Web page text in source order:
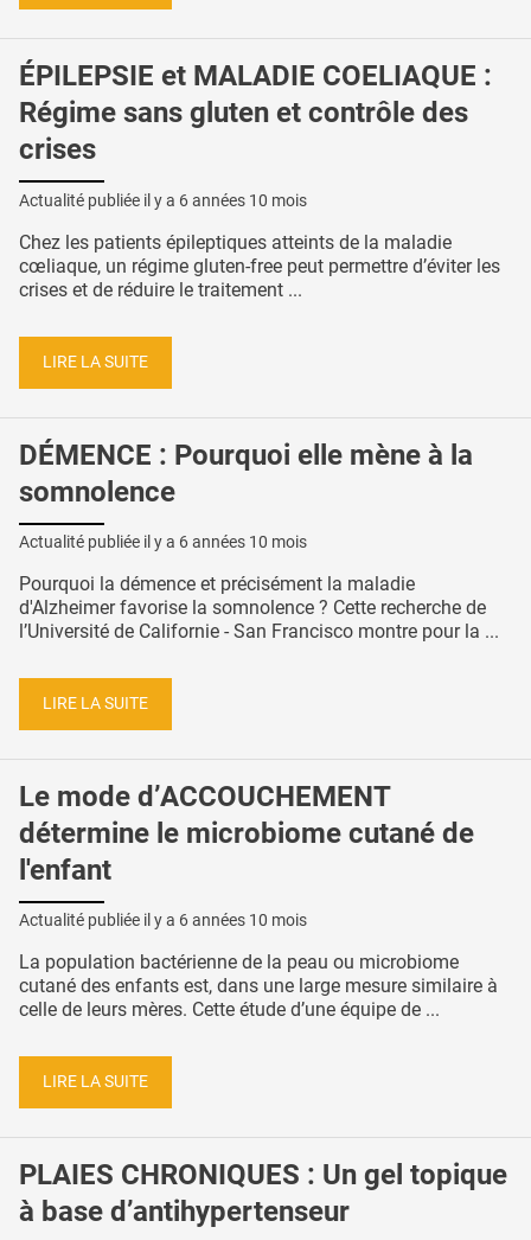
ÉPILEPSIE et MALADIE COELIAQUE :
Régime sans gluten et contrôle des
crises
Actualité publiée il y a 6 années 10 mois
Chez les patients épileptiques atteints de la maladie
cœliaque, un régime gluten-free peut permettre d’éviter les
crises et de réduire le traitement ...
LIRE LA SUITE
DÉMENCE : Pourquoi elle mène à la
somnolence
Actualité publiée il y a 6 années 10 mois
Pourquoi la démence et précisément la maladie
d'Alzheimer favorise la somnolence ? Cette recherche de
l’Université de Californie - San Francisco montre pour la ...
LIRE LA SUITE
Le mode d’ACCOUCHEMENT
détermine le microbiome cutané de
l'enfant
Actualité publiée il y a 6 années 10 mois
La population bactérienne de la peau ou microbiome
cutané des enfants est, dans une large mesure similaire à
celle de leurs mères. Cette étude d’une équipe de ...
LIRE LA SUITE
PLAIES CHRONIQUES : Un gel topique
à base d’antihypertenseur